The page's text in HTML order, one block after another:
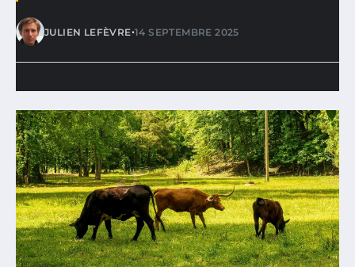
JULIEN LEFÈVRE•14 SEPTEMBRE 2025